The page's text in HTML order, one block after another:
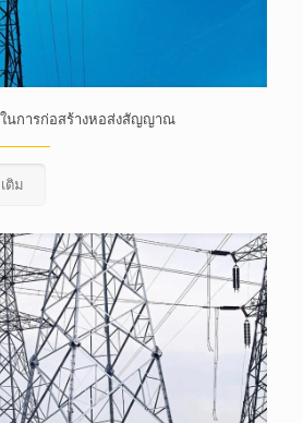
นการก่อสร้างหอส่งสัญญาณ
ติม